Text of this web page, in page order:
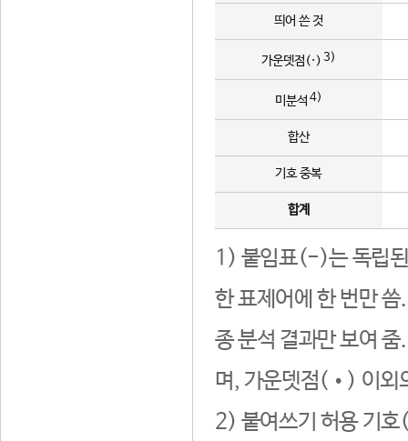
띄어 쓴 것
가운뎃점(·) 3)
미분석 4)
합산
기호 중복
합계
1) 붙임표(-)는 독립된
한 표제어에 한 번만
종 분석 결과만 보여
며, 가운뎃점(•) 이외
2) 붙여쓰기 허용 기호